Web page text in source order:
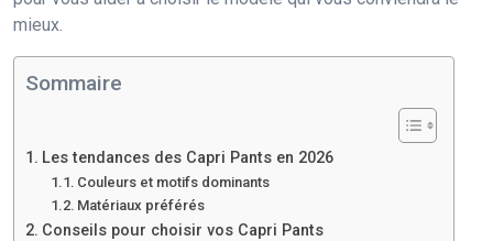
mieux.
Sommaire
Les tendances des Capri Pants en 2026
Couleurs et motifs dominants
Matériaux préférés
Conseils pour choisir vos Capri Pants